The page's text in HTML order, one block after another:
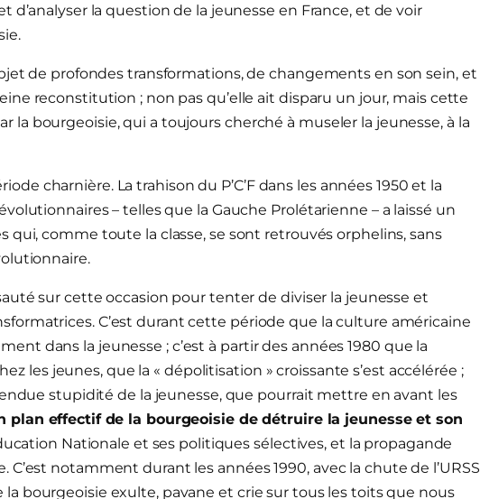
d’analyser la question de la jeunesse en France, et de voir
de profondes transformations, de changements en son sein, et
reconstitution ; non pas qu’elle ait disparu un jour, mais cette
bourgeoisie, qui a toujours cherché à museler la jeunesse, à la
charnière. La trahison du P’C’F dans les années 1950 et la
– telles que la Gauche Prolétarienne – a laissé un
qui, comme toute la classe, se sont retrouvés orphelins, sans
sur cette occasion pour tenter de diviser la jeunesse et
C’est durant cette période que la culture américaine
dans la jeunesse ; c’est à partir des années 1980 que la
les jeunes, que la « dépolitisation » croissante s’est accélérée ;
stupidité de la jeunesse, que pourrait mettre en avant les
plan effectif de la bourgeoisie de détruire la jeunesse et son
Nationale et ses politiques sélectives, et la propagande
notamment durant les années 1990, avec la chute de l’URSS
bourgeoisie exulte, pavane et crie sur tous les toits que nous